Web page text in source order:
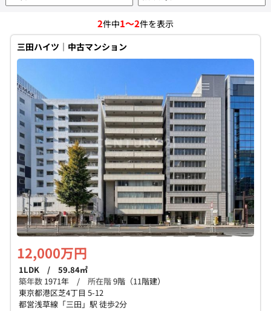
コンテンツ
採用情報
個人情報保護の取扱い 会員規約 サイトマップ
2件中1～2件を表示
三田ハイツ｜中古マンション
12,000万円
1LDK / 59.84㎡
築年数 1971年 / 所在階9階（11階建）
東京都港区芝4丁目 5-12
都営浅草線「三田」駅 徒歩2分